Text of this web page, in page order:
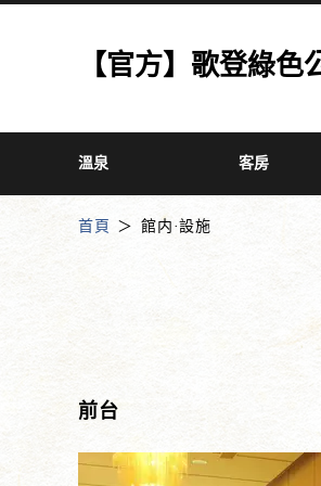
【官方】歌登綠
溫泉 客房
首頁 館内·設施
前台